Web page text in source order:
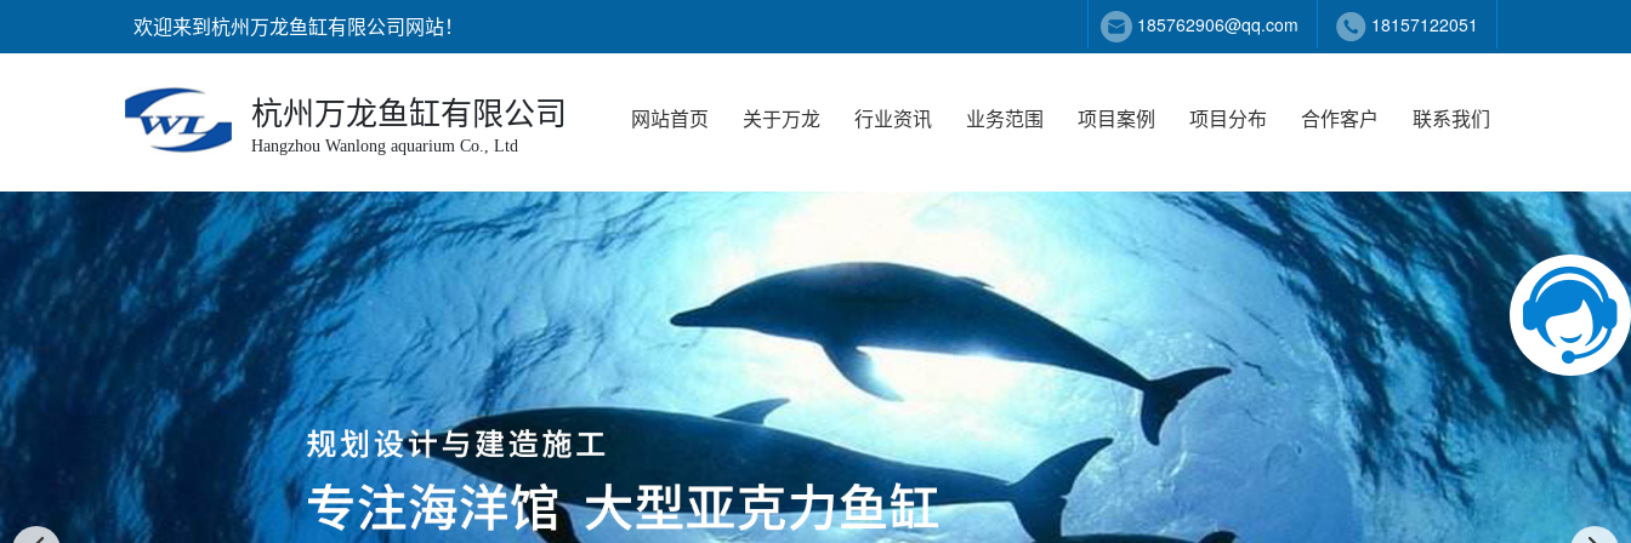
欢迎来到杭州万龙鱼缸有限公司网站！ 185762906@qq.com 18157122051
杭州万龙鱼缸有限公司
Hangzhou Wanlong aquarium Co., Ltd
网站首页 关于万龙 行业资讯 业务范围 项目案例 项目分布 合作客户 联系我们